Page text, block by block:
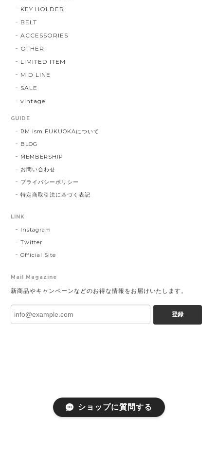
KEY HOLDER
BELT
ACCESSORIES
OTHER
LIMITED ITEM
MID LINE
SALE
vintage
GUIDE
RM ism FUKUOKAについて
BLOG
MEMBERSHIP
お問い合わせ
プライバシーポリシー
特定商取引法に基づく表記
LINK
Instagram
Twitter
Official Site
Mail Magazine
新商品やキャンペーンなどのお得な情報をお届けいたします。
登録
ショップに質問する